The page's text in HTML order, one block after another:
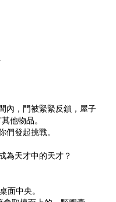
內，門被緊緊反鎖，屋子
他物品。
們發起挑戰。
為天才中的天才？
面中央。